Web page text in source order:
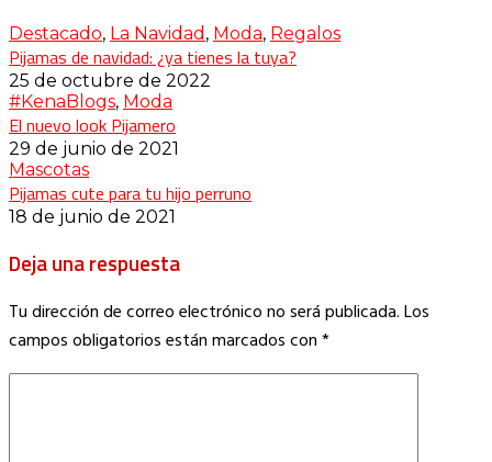
Destacado, La Navidad , Moda, Regalos
Pijamas de navidad: ¿ya tienes la tuya?
25 de octubre de 2022
#KenaBlogs, Moda
El nuevo look Pijamero
29 de junio de 2021
Mascotas
Pijamas cute para tu hijo perruno
18 de junio de 2021
Deja una respuesta
Tu dirección de correo electrónico no será publicada.Los
campos obligatorios están marcados con*